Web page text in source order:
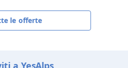
le offerte